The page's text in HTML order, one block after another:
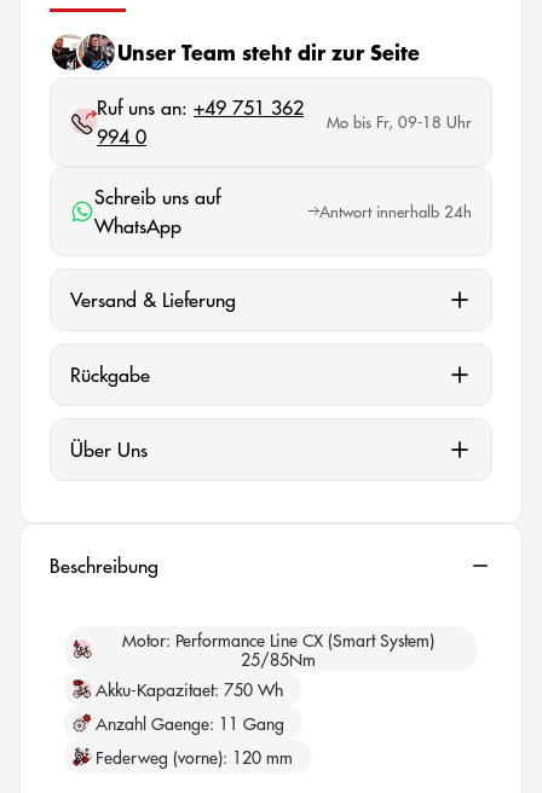
Unser Team steht dir zur Seite
Ruf uns an: +49 751 362
994 0
Mo bis Fr, 09-18 Uhr
Schreib uns auf
WhatsApp
Antwort innerhalb 24h
Versand & Lieferung
Rückgabe
Über Uns
Beschreibung
Motor Performance Line CX (Smart System)
25/85Nm
Akku-Kapazitaet 750 Wh
Anzahl Gaenge 11 Gang
Federweg (vorne) 120 mm